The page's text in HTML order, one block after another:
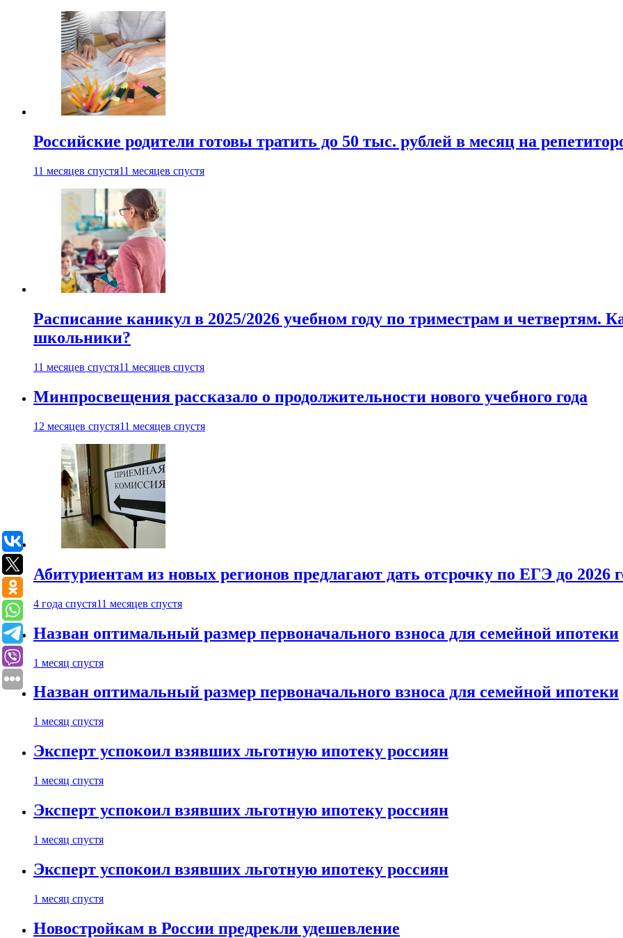
Российские родители готовы тратить до 50 тыс. рублей в месяц на
11 месяцев спустя11 месяцев спустя
Расписание каникул в 2025/2026 учебном году по триместрам и четвертям.
школьники?
11 месяцев спустя11 месяцев спустя
Минпросвещения рассказало о продолжительности нового учебного года
12 месяцев спустя11 месяцев спустя
Абитуриентам из новых регионов предлагают дать отсрочку по ЕГЭ до 2026
4 года спустя11 месяцев спустя
Назван оптимальный размер первоначального взноса для семейной ипотеки
1 месяц спустя
Назван оптимальный размер первоначального взноса для семейной ипотеки
1 месяц спустя
Эксперт успокоил взявших льготную ипотеку россиян
1 месяц спустя
Эксперт успокоил взявших льготную ипотеку россиян
1 месяц спустя
Эксперт успокоил взявших льготную ипотеку россиян
1 месяц спустя
Новостройкам в России предрекли удешевление